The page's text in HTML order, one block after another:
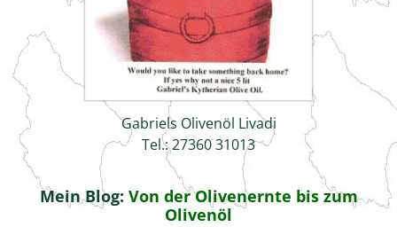
Gabriels Olivenöl Livadi
Tel.: 27360 31013
Mein Blog: Von der Olivenernte bis zum
Olivenöl